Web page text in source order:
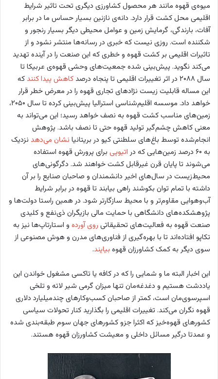
میوه‌ی قهوه مانند هر محصول کشاورزی دیگری تحت تاثیر شرایط
اقلیمی محل کشت قرار دارد. دانه‌ی نازنین بسیار حساس ما در برابر
آفات، بارندگی، گرمایش زمین و عوامل محیطی دیگر بسیار رنجور و
شکننده است. روزی نیست که خبری در رسانه‌ها منتشر نشود و از
تاثیرات اقلیمی بر کشت قهوه و خطری که این صنعت را در آینده تهدید
می‌کند نگوید. پیش‌بینی شده جمعیت‌های وحشی قهوه‌ی عربیکا تا
سال ۲۰۸۸ در اثر تغییرات اقلیمی تا پنجاه درصد
کاهش پیدا کنند که
این مساله قابلیت زیست نژادهای تجاری قهوه را در معرض خطر قرار
خواهد داد. موسسه اقلیم‌شناسی استرالیا پیش‌بینی کرده تا سال ۲۰۵۰،
زمین‌های مناسب کشت قهوه به نصف خواهد رسید؛ این می‌تواند به
معنی کاهش چشم‌گیر تولید قهوه حتی تا نصف باشد. پژوهش
انجام‌شده توسط باغ‌های سلطنتی کیو در بریتانیا نشان می‌دهد نزدیک
به ۶۰ درصد زمین‌هایی که در
اتیوپی برای پرورش قهوه استفاده
می‌شوند تا پایان قرن غیرقابل کشت خواهند شد. دگرگونی‌های
محیط‌زیست در سال‌های اخیر دانشمندان و صاحبان صنایع را بر آن
داشته با تمام توان بکوشند راهی بیابند تا قهوه در برابر شرایط
آب‌وهوایی مقاوم‌تر و با محیط سازگارتر شود. در همین راستا دولت‌ها و
پژوهشکده‌های دانشگاهی با حمایت مالی بازیگران ذی‌نفع و کلیدی
صنعت قهوه به فعالیت‌‌های تحقیقاتی روی آورده و استارتاپ‌ها نیز به
تکاپو افتاده‌اند تا با بهره‌گیری از فناوری‌های مدرن و هوش مصنوعی از
سوی دیگر به کمک کشاورزان قهوه بیایند.
این اخبار البته ما و شمایی را که در کافه یا تاکسی مشغول خواندن این
یاددشت هستیم و دغدغه‌مان تنها میزان گرمی شیر لاته‌ و تلخی
اسپرسوی‌مان است، کمتر از صاحبان کسب‌وکارهای چندمیلیارد دلاری
قهوه نگران می‌کند. تغییرات اقلیمی را بگذارید کنار تحولات سیاسی
کشورهای قهوه‌خیز که اکثرا جزو کشورهای جهان سوم طبقه‌بندی شده
و عمدتا درگیر مسائل داخلی و معیشت کشاورزان قهوه هستند.